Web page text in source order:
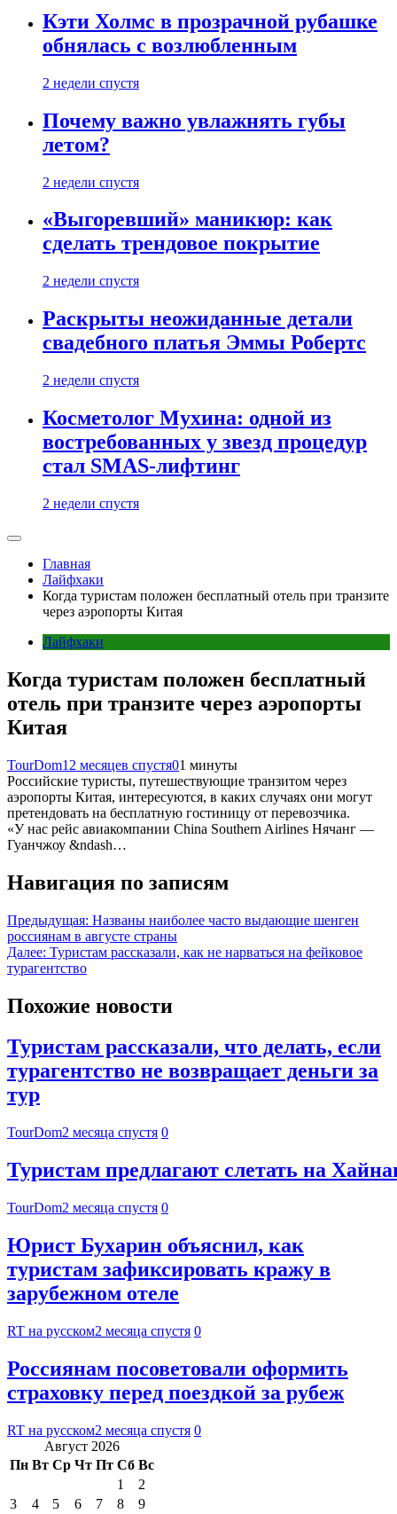
Кэти Холмс в прозрачной рубашке
обнялась с возлюбленным
2 недели спустя
Почему важно увлажнять губы
летом?
2 недели спустя
«Выгоревший» маникюр: как
сделать трендовое покрытие
2 недели спустя
Раскрыты неожиданные детали
свадебного платья Эммы Робертс
2 недели спустя
Косметолог Мухина: одной из
востребованных у звезд процедур
стал SMAS-лифтинг
2 недели спустя
Главная
Лайфхаки
Когда туристам положен бесплатный отель при транзите
через аэропорты Китая
Лайфхаки
Когда туристам положен бесплатный
отель при транзите через аэропорты
Китая
TourDom12 месяцев спустя01 минуты
Российские туристы, путешествующие транзитом через
аэропорты Китая, интересуются, в каких случаях они могут
претендовать на бесплатную гостиницу от перевозчика.
«У нас рейс авиакомпании China Southern Airlines Нячанг —
Гуанчжоу &ndash…
Навигация по записям
Предыдущая: Названы наиболее часто выдающие шенген
россиянам в августе страны
Далее: Туристам рассказали, как не нарваться на фейковое
турагентство
Похожие новости
Туристам рассказали, что делать, если
турагентство не возвращает деньги за
тур
TourDom2 месяца спустя 0
Туристам предлагают слетать на
TourDom2 месяца спустя 0
Юрист Бухарин объяснил, как
туристам зафиксировать кражу в
зарубежном отеле
RT на русском2 месяца спустя 0
Россиянам посоветовали оформить
страховку перед поездкой за рубеж
RT на русском2 месяца спустя 0
Август 2026
Пн Вт Ср Чт Пт Сб Вс
1
2
3
4 5 6 7 8
9